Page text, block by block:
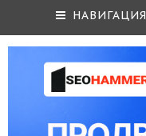
НАВИГАЦИЯ